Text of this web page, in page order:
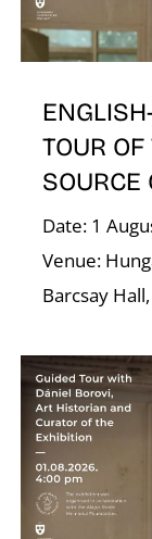
TOUR
SOURCE
Date: 1
Venue:
Barcsay